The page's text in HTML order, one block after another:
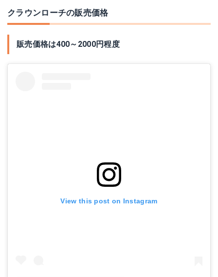
クラウンローチの販売価格
販売価格は400～2000円程度
View this post on Instagram